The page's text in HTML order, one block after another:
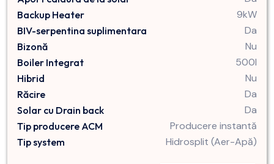
Backup Heater 9kW
BIV-serpentina suplimentara Da
Bizonă Nu
Boiler Integrat 500l
Hibrid Nu
Răcire Da
Solar cu Drain back Da
Tip producere ACM Producere instantă
Tip system Hidrosplit (Aer-Apă)